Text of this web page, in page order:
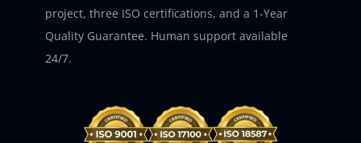
project, three ISO certifications, and a 1-Year
Quality Guarantee. Human support available
24/7.